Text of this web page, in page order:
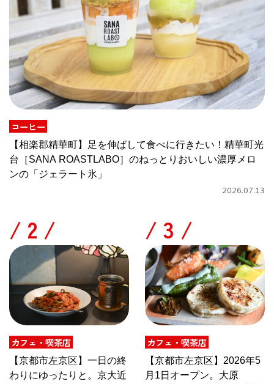
コーヒー
【相楽郡精華町】足を伸ばして食べに行きたい！精華町光
台［SANA ROASTLABO］のねっとりおいしい濃厚メロ
ンの「ジェラート氷」
2026.07.13
/
カフェ・喫茶店
【京都市左京区】一日の終
わりにゆったりと。京大近
/
カフェ・喫茶店
【京都市左京区】2026年5
月1日オープン。大原